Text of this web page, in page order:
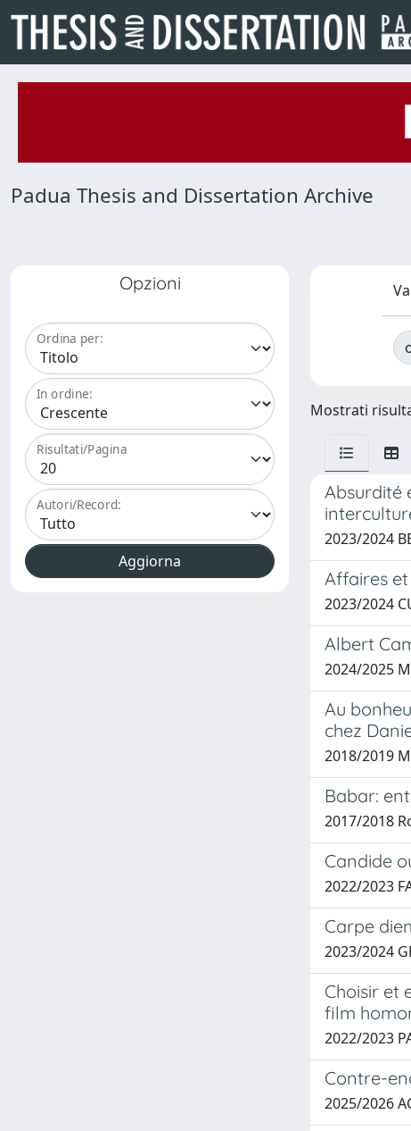
Padua Thesis and Dissertation Archive
Opzioni
Ordina per:
In ordine:
Risultati/Pagina
Autori/Record:
Mostrati
Absurdité
2023/2024
Affaires
2023/2024
Albert
2024/2025
Au
chez
2018/2019
Babar:
2017/2018
Candide
2022/2023
Carpe
2023/2024
Choisir et
film
2022/2023
Contre-
2025/2026